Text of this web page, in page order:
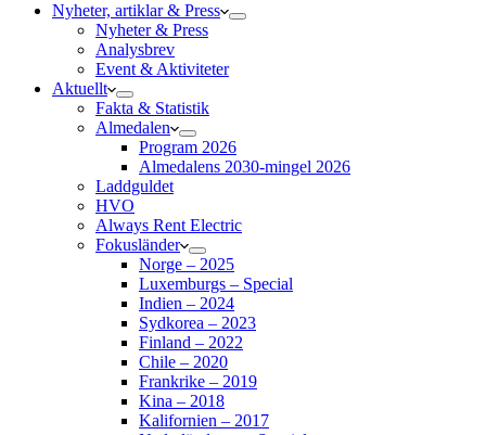
Nyheter, artiklar & Press
Nyheter & Press
Analysbrev
Event & Aktiviteter
Aktuellt
Fakta & Statistik
Almedalen
Program 2026
Almedalens 2030-mingel 2026
Laddguldet
HVO
Always Rent Electric
Fokusländer
Norge – 2025
Luxemburgs – Special
Indien – 2024
Sydkorea – 2023
Finland – 2022
Chile – 2020
Frankrike – 2019
Kina – 2018
Kalifornien – 2017